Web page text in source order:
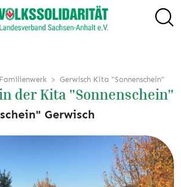
Gerwisch Kita "Sonnenschein"
der Kita "Sonnenschein"
Gerwisch